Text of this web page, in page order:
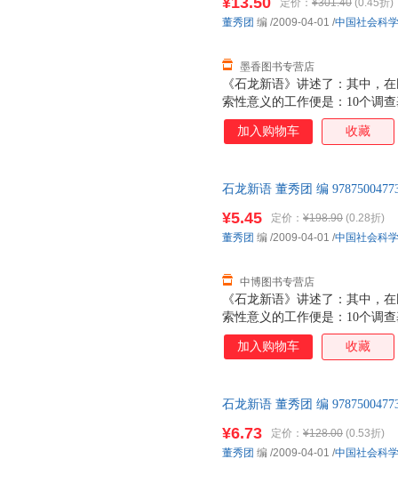
《石龙新语》讲述了：其中，
索性意义的工作便是：10个调
员，对本村每天发生的事情进
化实际出发，把国际文化人类
的社会文化进行叙述与评论，
文化人类学建设。
定价： ¥301.40 (0.45折)
墨香图书专营店
董秀团 编 /2009-04-01 /中国社会科
加入购物车 收藏
石龙新语 董秀团 编
《石龙新语》讲述了：其中，
索性意义的工作便是：10个调
员，对本村每天发生的事情进
化实际出发，把国际文化人类
的社会文化进行叙述与评论，
文化人类学建设。
¥5.45 定价： ¥198.90 (0.28折)
中博图书专营店
董秀团 编 /2009-04-01 /中国社会科
加入购物车 收藏
石龙新语 董秀团 编
¥6.73 定价： ¥128.00 (0.53折)
董秀团 编 /2009-04-01 /中国社会科